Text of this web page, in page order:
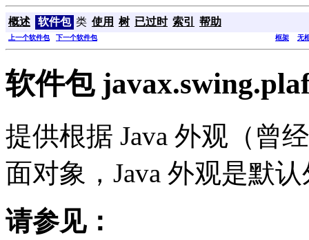
概述 软件包 类 使用 树 已过时 索引 帮助
上一个软件包 下一个软件包 框架 无
软件包
提供根据 Java 外观（曾
面对象，Java 外观是默
请参见：